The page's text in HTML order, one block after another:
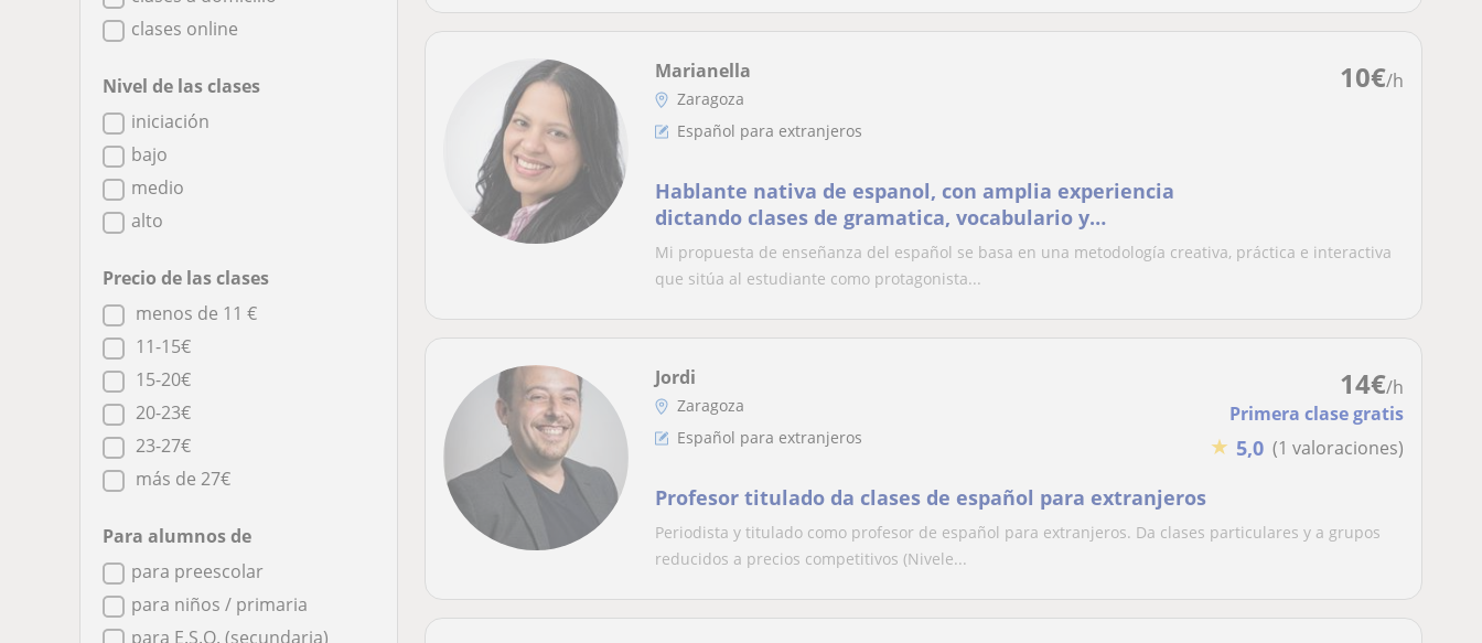
clases online
Nivel de las clases
iniciación
bajo
medio
alto
Precio de las clases
menos de 11 €
11-15€
15-20€
20-23€
23-27€
más de 27€
Para alumnos de
para preescolar
para niños / primaria
para E.S.O. (secundaria)
10€/h
Marianella
Zaragoza
Español para extranjeros
Hablante nativa de espanol, con amplia experiencia
dictando clases de gramatica, vocabulario y
comunicacion.
Mi propuesta de enseñanza del español se basa en una metodología creativa, práctica e interactiva
que sitúa al estudiante como protagonista...
14€/h
Primera clase gratis
★ 5,0 (1 valoraciones)
Jordi
Zaragoza
Español para extranjeros
Profesor titulado da clases de español para extranjeros
Periodista y titulado como profesor de español para extranjeros. Da clases particulares y a grupos
reducidos a precios competitivos (Nivele...